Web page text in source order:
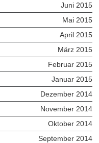
Juni 2015
Mai 2015
April 2015
März 2015
Februar 2015
Januar 2015
Dezember 2014
November 2014
Oktober 2014
September 2014